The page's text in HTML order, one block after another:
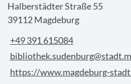
Halberstädter Straße 55
39112 Magdeburg
+49 391 615084
https://www.magdeburg-